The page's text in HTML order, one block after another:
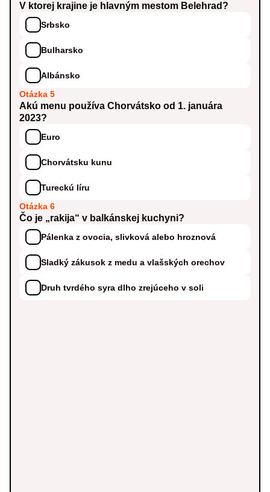
V ktorej krajine je hlavným mestom Belehrad?
Srbsko
Bulharsko
Albánsko
Otázka 5
Akú menu používa Chorvátsko od 1. januára
2023?
Euro
Chorvátsku kunu
Tureckú líru
Otázka 6
Čo je „rakija“ v balkánskej kuchyni?
Pálenka z ovocia, slivková alebo hroznová
Sladký zákusok z medu a vlašských orechov
Druh tvrdého syra dlho zrejúceho v soli